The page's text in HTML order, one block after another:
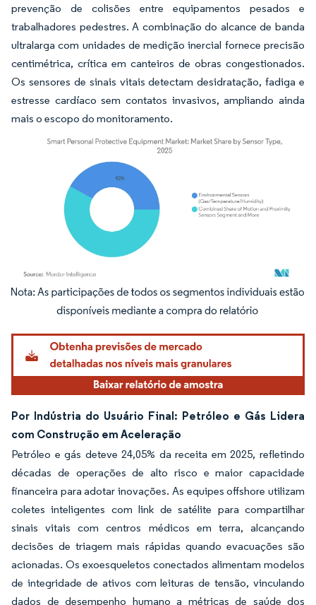
prevenção de colisões entre equipamentos pesados e
trabalhadores pedestres. A combinação do alcance de banda
ultralarga com unidades de medição inercial fornece precisão
centimétrica, crítica em canteiros de obras congestionados.
Os sensores de sinais vitais detectam desidratação, fadiga e
estresse cardíaco sem contatos invasivos, ampliando ainda
mais o escopo do monitoramento.
Imagem © Mordor Intelligence. O reuso requer atribuição conforme CC BY 4.0.
Por Indústria do Usuário Final: Petróleo e Gás Lidera
com Construção em Aceleração
Petróleo e gás deteve 24,05% da receita em 2025, refletindo
décadas de operações de alto risco e maior capacidade
financeira para adotar inovações. As equipes offshore utilizam
coletes inteligentes com link de satélite para compartilhar
sinais vitais com centros médicos em terra, alcançando
decisões de triagem mais rápidas quando evacuações são
acionadas. Os exoesqueletos conectados alimentam modelos
de integridade de ativos com leituras de tensão, vinculando
dados de desempenho humano a métricas de saúde dos